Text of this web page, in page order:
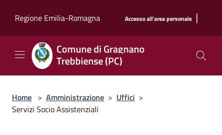
Regione Emilia-Romagna
Accesso all'area personale |
Comune di Gragnano
Trebbiense (PC)
Home > Amministrazione > Uffici >
Servizi Socio Assistenziali